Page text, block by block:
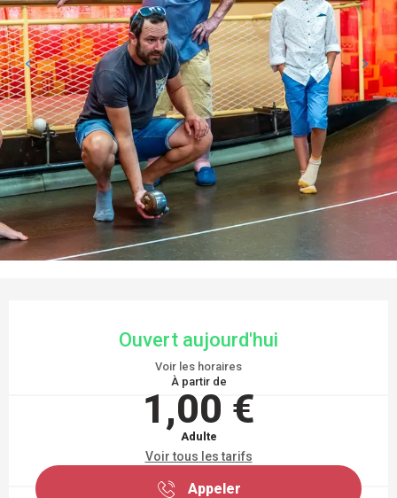
Ouvert aujourd'hui
Voir les horaires
À partir de
1,00 €
Adulte
Voir tous les tarifs
Appeler